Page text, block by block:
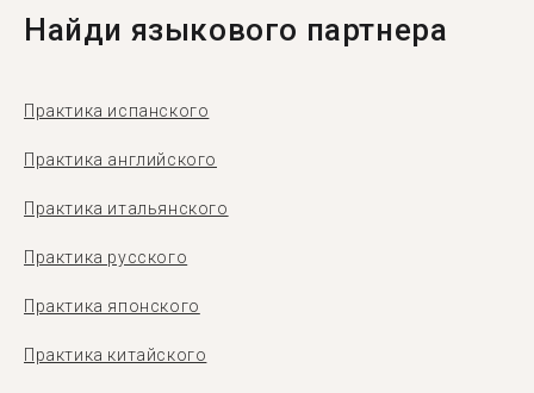
Найди языкового партнера
Практика испанского
Практика английского
Практика итальянского
Практика русского
Практика японского
Практика китайского